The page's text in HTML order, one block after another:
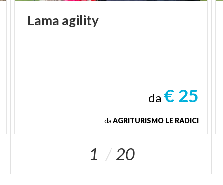
Lama agility
da € 25
da AGRITURISMO LE RADICI
1 20